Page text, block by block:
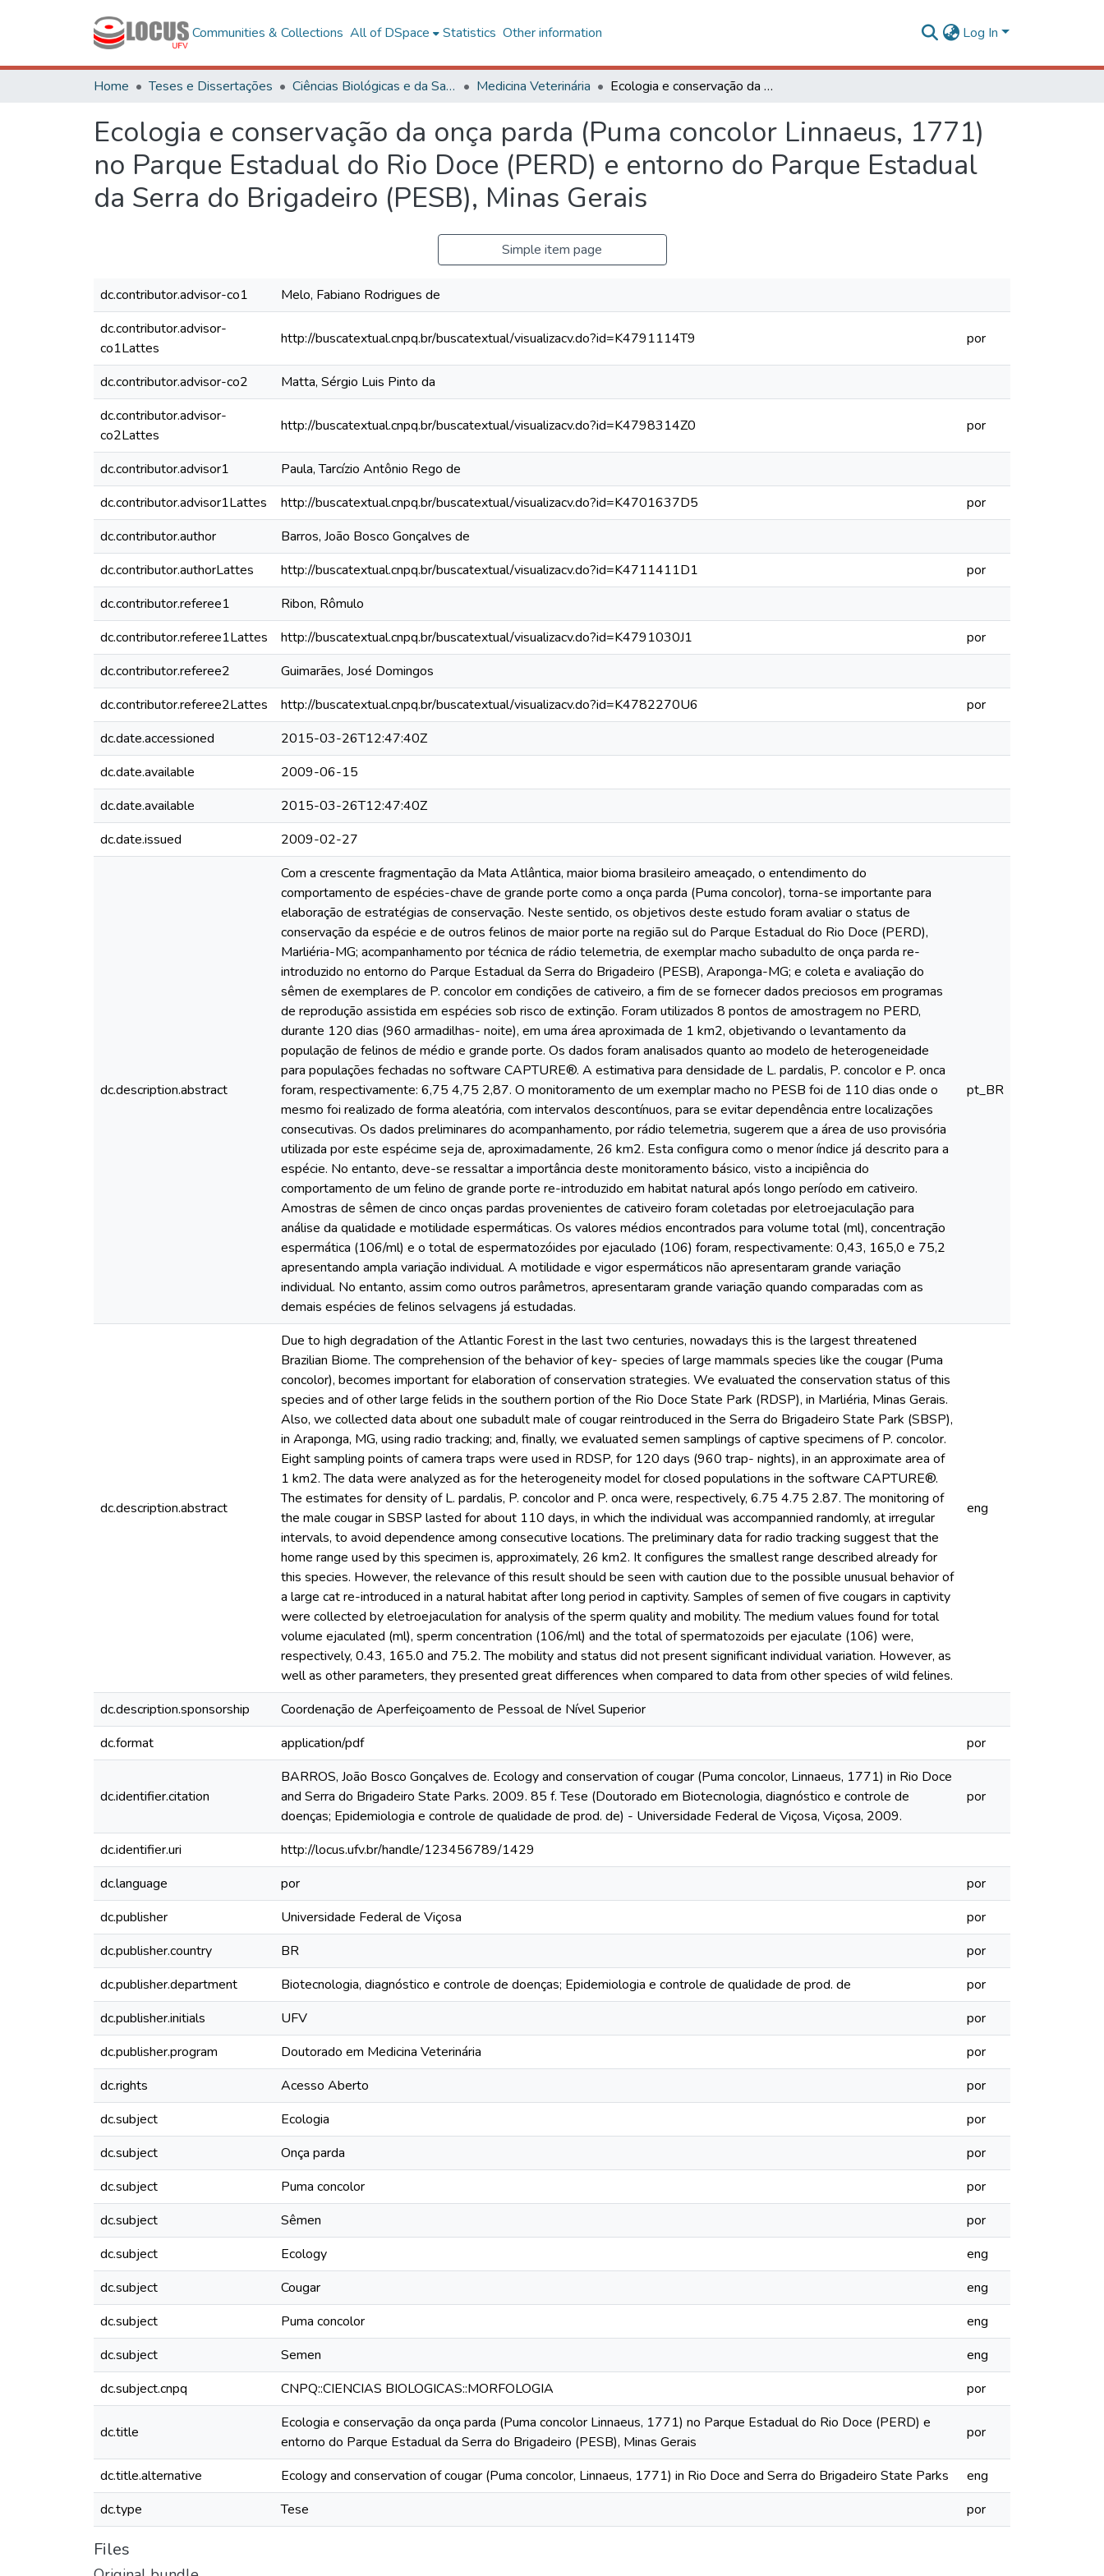
Communities & Collections All of DSpace Statistics Other information Log In
Home Teses e Dissertações Ciências Biológicas e da Saúde Medicina Veterinária Ecologia e conservação da onça parda (Puma concolor Linnaeus, 1771) no Parque Estadual do Rio Doce (PERD) e entorno do Parque Estadual da Serra do Brigadeiro (PESB), Minas Gerais
Ecologia e conservação da onça parda (Puma concolor Linnaeus, 1771)
no Parque Estadual do Rio Doce (PERD) e entorno do Parque Estadual
da Serra do Brigadeiro (PESB), Minas Gerais
Simple item page
dc.contributor.advisor-co1
Melo, Fabiano Rodrigues de
dc.contributor.advisor-
co1Lattes
http://buscatextual.cnpq.br/buscatextual/visualizacv.do?id=K4791114T9 por
dc.contributor.advisor-co2
Matta, Sérgio Luis Pinto da
dc.contributor.advisor-
co2Lattes
http://buscatextual.cnpq.br/buscatextual/visualizacv.do?id=K4798314Z0 por
dc.contributor.advisor1
Paula, Tarcízio Antônio Rego de
dc.contributor.advisor1Lattes
http://buscatextual.cnpq.br/buscatextual/visualizacv.do?id=K4701637D5
por
dc.contributor.author
Barros, João Bosco Gonçalves de
dc.contributor.authorLattes
http://buscatextual.cnpq.br/buscatextual/visualizacv.do?id=K4711411D1
por
dc.contributor.referee1
Ribon, Rômulo
dc.contributor.referee1Lattes
http://buscatextual.cnpq.br/buscatextual/visualizacv.do?id=K4791030J1
por
dc.contributor.referee2
Guimarães, José Domingos
dc.contributor.referee2Lattes
http://buscatextual.cnpq.br/buscatextual/visualizacv.do?id=K4782270U6
por
dc.date.accessioned
2015-03-26T12:47:40Z
dc.date.available
2009-06-15
dc.date.available
2015-03-26T12:47:40Z
dc.date.issued
2009-02-27
dc.description.abstract
Com a crescente fragmentação da Mata Atlântica, maior bioma brasileiro ameaçado, o entendimento do
comportamento de espécies-chave de grande porte como a onça parda (Puma concolor), torna-se importante para
elaboração de estratégias de conservação. Neste sentido, os objetivos deste estudo foram avaliar o status de
conservação da espécie e de outros felinos de maior porte na região sul do Parque Estadual do Rio Doce (PERD),
Marliéria-MG; acompanhamento por técnica de rádio telemetria, de exemplar macho subadulto de onça parda re-
introduzido no entorno do Parque Estadual da Serra do Brigadeiro (PESB), Araponga-MG; e coleta e avaliação do
sêmen de exemplares de P. concolor em condições de cativeiro, a fim de se fornecer dados preciosos em programas
de reprodução assistida em espécies sob risco de extinção. Foram utilizados 8 pontos de amostragem no PERD,
durante 120 dias (960 armadilhas- noite), em uma área aproximada de 1 km2, objetivando o levantamento da
população de felinos de médio e grande porte. Os dados foram analisados quanto ao modelo de heterogeneidade
para populações fechadas no software CAPTURE®. A estimativa para densidade de L. pardalis, P. concolor e P. onca
foram, respectivamente: 6,75 4,75 2,87. O monitoramento de um exemplar macho no PESB foi de 110 dias onde o
mesmo foi realizado de forma aleatória, com intervalos descontínuos, para se evitar dependência entre localizações
consecutivas. Os dados preliminares do acompanhamento, por rádio telemetria, sugerem que a área de uso provisória
utilizada por este espécime seja de, aproximadamente, 26 km2. Esta configura como o menor índice já descrito para a
espécie. No entanto, deve-se ressaltar a importância deste monitoramento básico, visto a incipiência do
comportamento de um felino de grande porte re-introduzido em habitat natural após longo período em cativeiro.
Amostras de sêmen de cinco onças pardas provenientes de cativeiro foram coletadas por eletroejaculação para
análise da qualidade e motilidade espermáticas. Os valores médios encontrados para volume total (ml), concentração
espermática (106/ml) e o total de espermatozóides por ejaculado (106) foram, respectivamente: 0,43, 165,0 e 75,2
apresentando ampla variação individual. A motilidade e vigor espermáticos não apresentaram grande variação
individual. No entanto, assim como outros parâmetros, apresentaram grande variação quando comparadas com as
demais espécies de felinos selvagens já estudadas.
pt_BR
dc.description.abstract
Due to high degradation of the Atlantic Forest in the last two centuries, nowadays this is the largest threatened
Brazilian Biome. The comprehension of the behavior of key- species of large mammals species like the cougar (Puma
concolor), becomes important for elaboration of conservation strategies. We evaluated the conservation status of this
species and of other large felids in the southern portion of the Rio Doce State Park (RDSP), in Marliéria, Minas Gerais.
Also, we collected data about one subadult male of cougar reintroduced in the Serra do Brigadeiro State Park (SBSP),
in Araponga, MG, using radio tracking; and, finally, we evaluated semen samplings of captive specimens of P. concolor.
Eight sampling points of camera traps were used in RDSP, for 120 days (960 trap- nights), in an approximate area of
1 km2. The data were analyzed as for the heterogeneity model for closed populations in the software CAPTURE®.
The estimates for density of L. pardalis, P. concolor and P. onca were, respectively, 6.75 4.75 2.87. The monitoring of
the male cougar in SBSP lasted for about 110 days, in which the individual was accompannied randomly, at irregular
intervals, to avoid dependence among consecutive locations. The preliminary data for radio tracking suggest that the
home range used by this specimen is, approximately, 26 km2. It configures the smallest range described already for
this species. However, the relevance of this result should be seen with caution due to the possible unusual behavior of
a large cat re-introduced in a natural habitat after long period in captivity. Samples of semen of five cougars in captivity
were collected by eletroejaculation for analysis of the sperm quality and mobility. The medium values found for total
volume ejaculated (ml), sperm concentration (106/ml) and the total of spermatozoids per ejaculate (106) were,
respectively, 0.43, 165.0 and 75.2. The mobility and status did not present significant individual variation. However, as
well as other parameters, they presented great differences when compared to data from other species of wild felines.
eng
dc.description.sponsorship
Coordenação de Aperfeiçoamento de Pessoal de Nível Superior
dc.format
application/pdf por
dc.identifier.citation
BARROS, João Bosco Gonçalves de. Ecology and conservation of cougar (Puma concolor, Linnaeus, 1771) in Rio Doce
and Serra do Brigadeiro State Parks. 2009. 85 f. Tese (Doutorado em Biotecnologia, diagnóstico e controle de
doenças; Epidemiologia e controle de qualidade de prod. de) - Universidade Federal de Viçosa, Viçosa, 2009.
por
dc.identifier.uri
http://locus.ufv.br/handle/123456789/1429
dc.language
por
por
dc.publisher
Universidade Federal de Viçosa
por
dc.publisher.country
BR
por
dc.publisher.department
Biotecnologia, diagnóstico e controle de doenças; Epidemiologia e controle de qualidade de prod. de
por
dc.publisher.initials
UFV
por
dc.publisher.program
Doutorado em Medicina Veterinária
por
dc.rights
Acesso Aberto
por
dc.subject
Ecologia
por
dc.subject
Onça parda
por
dc.subject
Puma concolor
por
dc.subject
Sêmen
por
dc.subject
Ecology
eng
dc.subject
Cougar
eng
dc.subject
Puma concolor
eng
dc.subject
Semen
eng
dc.subject.cnpq
CNPQ::CIENCIAS BIOLOGICAS::MORFOLOGIA por
dc.title
Ecologia e conservação da onça parda (Puma concolor Linnaeus, 1771) no Parque Estadual do Rio Doce (PERD) e
entorno do Parque Estadual da Serra do Brigadeiro (PESB), Minas Gerais
por
dc.title.alternative Ecology and conservation of cougar (Puma concolor, Linnaeus, 1771) in Rio Doce and Serra do Brigadeiro State Parks
eng
dc.type
Tese por
Files